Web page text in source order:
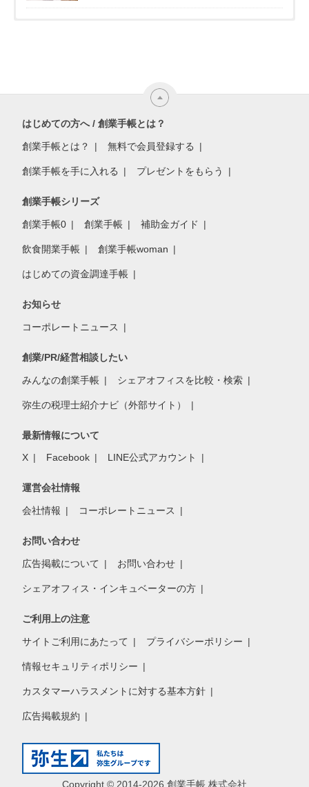
はじめての方へ / 創業手帳とは？
創業手帳とは？ 無料で会員登録する
創業手帳を手に入れる プレゼントをもらう
創業手帳シリーズ
創業手帳0 創業手帳 補助金ガイド
飲食開業手帳 創業手帳woman
はじめての資金調達手帳
お知らせ
コーポレートニュース
創業/PR/経営相談したい
みんなの創業手帳 シェアオフィスを比較・検索
弥生の税理士紹介ナビ（外部サイト）
最新情報について
X Facebook LINE公式アカウント
運営会社情報
会社情報 コーポレートニュース
お問い合わせ
広告掲載について お問い合わせ
シェアオフィス・インキュベーターの方
ご利用上の注意
サイトご利用にあたって プライバシーポリシー
情報セキュリティポリシー
カスタマーハラスメントに対する基本方針
広告掲載規約
Copyright © 2014-2026 創業手帳 株式会社